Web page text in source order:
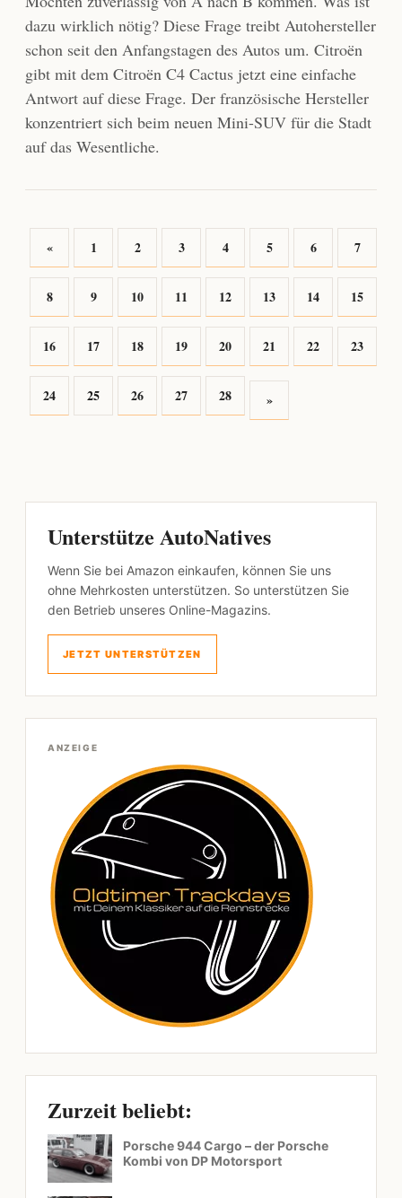
dazu wirklich nötig? Diese Frage treibt Autohersteller
schon seit den Anfangstagen des Autos um. Citroën
gibt mit dem Citroën C4 Cactus jetzt eine einfache
Antwort auf diese Frage. Der französische Hersteller
konzentriert sich beim neuen Mini-SUV für die Stadt
auf das Wesentliche.
« 1 2 3 4 5 6 7
8 9 10 11 12 13 14 15
16 17 18 19 20 21 22 23
24 25 26 27 28 »
Unterstütze AutoNatives
Wenn Sie bei Amazon einkaufen, können Sie uns
ohne Mehrkosten unterstützen. So unterstützen Sie
den Betrieb unseres Online-Magazins.
JETZT UNTERSTÜTZEN
ANZEIGE
Zurzeit beliebt:
Porsche 944 Cargo – der Porsche
Kombi von DP Motorsport